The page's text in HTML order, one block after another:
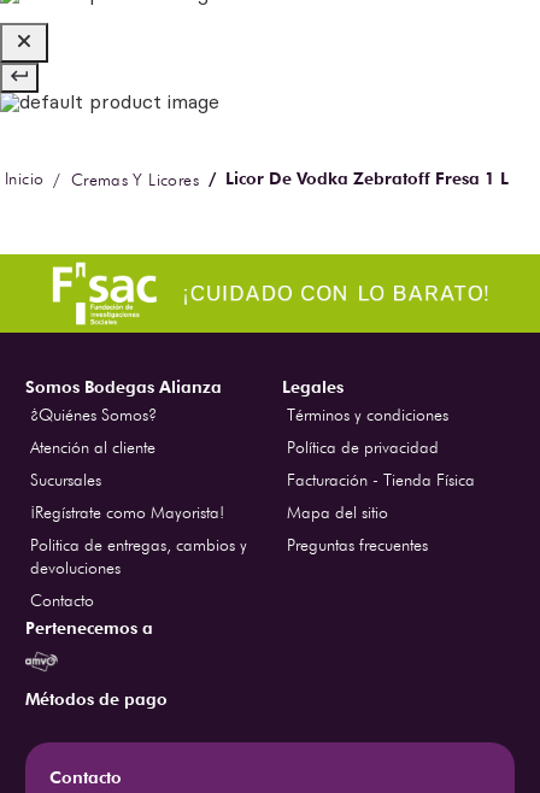
Cremas Y Licores Licor De Vodka Zebratoff Fresa 1 L
Somos Bodegas Alianza
¿Quiénes Somos?
Atención al cliente
Sucursales
¡Regístrate como Mayorista!
Politica de entregas, cambios y
devoluciones
Contacto
Legales
Términos y condiciones
Política de privacidad
Facturación - Tienda Física
Mapa del sitio
Preguntas frecuentes
Pertenecemos a
Métodos de pago
Contacto